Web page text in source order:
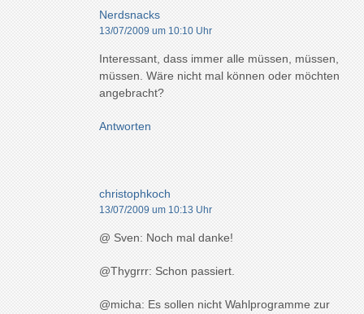
Nerdsnacks
13/07/2009 um 10:10 Uhr
Interessant, dass immer alle müssen, müssen,
müssen. Wäre nicht mal können oder möchten
angebracht?
Antworten
christophkoch
13/07/2009 um 10:13 Uhr
@ Sven: Noch mal danke!
@Thygrrr: Schon passiert.
@micha: Es sollen nicht Wahlprogramme zur